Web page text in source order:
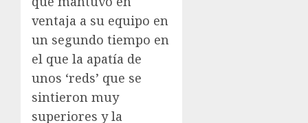
ventaja a su equipo en
un segundo tiempo en
el que la apatía de
unos ‘reds’ que se
sintieron muy
superiores y la